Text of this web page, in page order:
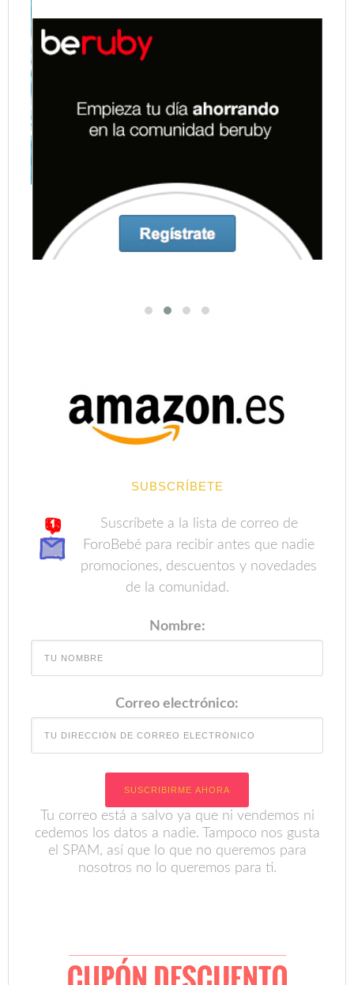
SUBSCRÍBETE
Suscríbete a la lista de correo de
ForoBebé para recibir antes que nadie
promociones, descuentos y novedades
de la comunidad.
Nombre:
Correo electrónico:
Tu correo está a salvo ya que ni vendemos ni
cedemos los datos a nadie. Tampoco nos gusta
el SPAM, así que lo que no queremos para
nosotros no lo queremos para ti.